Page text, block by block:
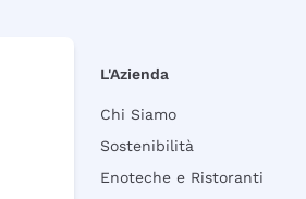
L'Azienda
Chi Siamo
Sostenibilità
Enoteche e Ristoranti